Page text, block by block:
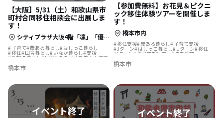
【大阪】5/31（土）和歌山県市
町村合同移住相談会に出展しま
す！
シティプラザ大阪4階「凛」「優」(大阪市中央区本町橋2-31)
子育て 農ある暮らし はしっこ暮らし
移住 田舎暮らし いなか暮らし 支援
理想の暮らし 田舎 ここが落ち着くんです
橋本市
【参加費無料】お花見＆ピクニ
ック移住体験ツアーを開催しま
す！
橋本市内
移住支援 農ある暮らし 子育て支援
Jターン はしっこ暮らし Uターン 移住
Iターン 移住体験ツアー まち案内
ここが落ち着くんです
橋本市